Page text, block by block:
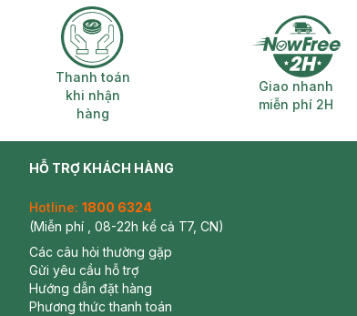
Thanh toán khi nhận hàng
Thanh toán
khi nhận
hàng
Giao
Giao nhanh
miễn phí 2H
HỖ TRỢ KHÁCH HÀNG
Hotline: 1800 6324
(Miễn phí , 08-22h kể cả T7, CN)
Các câu hỏi thường gặp
Gửi yêu cầu hỗ trợ
Hướng dẫn đặt hàng
Phương thức thanh toán